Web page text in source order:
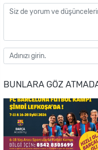
BUNLARA GÖZ